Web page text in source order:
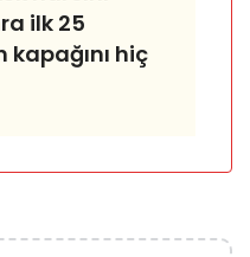
ilk 25
kapağını hiç